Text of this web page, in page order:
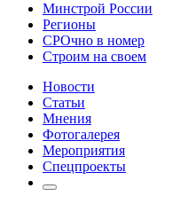
Минстрой России
Регионы
СРОчно в номер
Строим на своем
Новости
Статьи
Мнения
Фотогалерея
Мероприятия
Спецпроекты